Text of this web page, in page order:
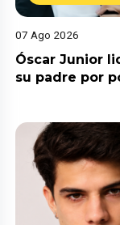
07 Ago 2026
Óscar Junior
su padre por